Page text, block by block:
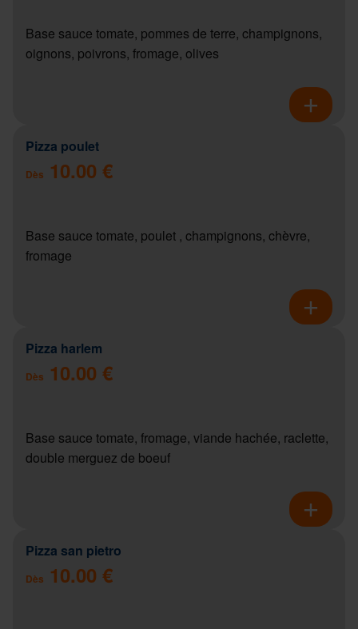
Base sauce tomate, pommes de terre, champignons,
oignons, poivrons, fromage, olives
Pizza poulet
Dès 10.00 €
Base sauce tomate, poulet , champignons, chèvre,
fromage
Pizza harlem
Dès 10.00 €
Base sauce tomate, fromage, viande hachée, raclette,
double merguez de boeuf
Pizza san pietro
Dès 10.00 €